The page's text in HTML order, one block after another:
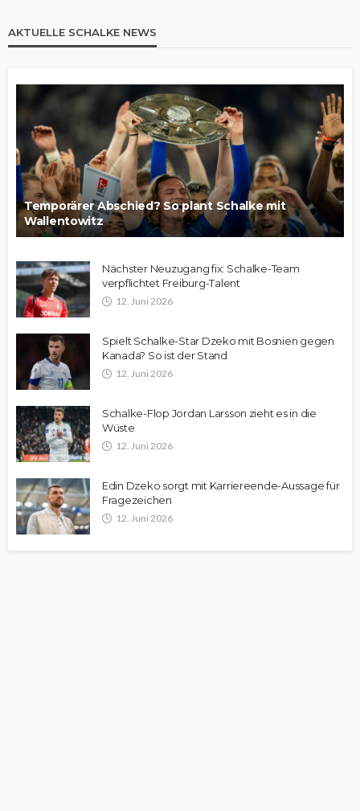
AKTUELLE SCHALKE NEWS
Temporärer Abschied? So plant Schalke mit
Wallentowitz
Nächster Neuzugang fix: Schalke-Team
verpflichtet Freiburg-Talent
12. Juni 2026
Spielt Schalke-Star Dzeko mit Bosnien gegen
Kanada? So ist der Stand
12. Juni 2026
Schalke-Flop Jordan Larsson zieht es in die
Wüste
12. Juni 2026
Edin Dzeko sorgt mit Karriereende-Aussage für
Fragezeichen
12. Juni 2026